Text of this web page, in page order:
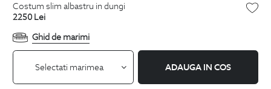
costum slim albastru in dungi
2250 Lei
Ghid de marimi
Selectati marimea ADAUGA IN COS